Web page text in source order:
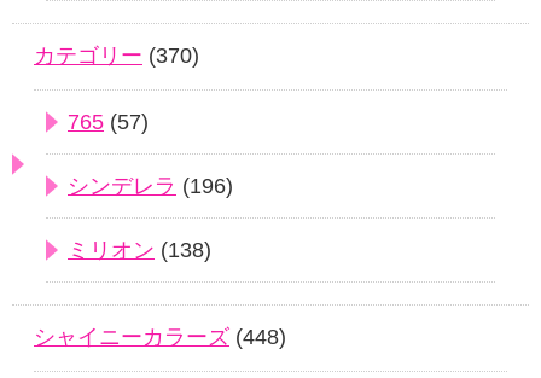
カテゴリー (370)
765 (57)
シンデレラ (196)
ミリオン (138)
シャイニーカラーズ (448)